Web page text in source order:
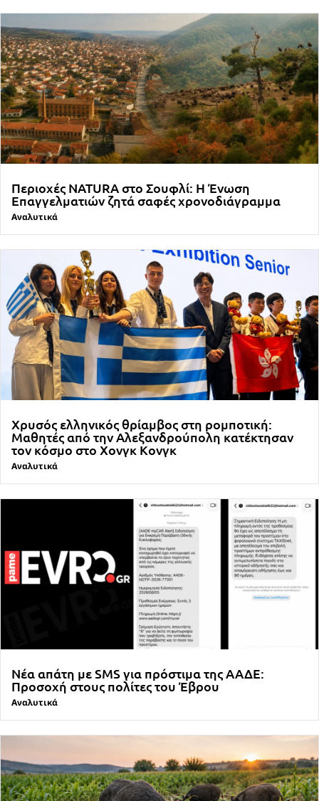
Περιοχές NATURA στο Σουφλί: Η Ένωση
Επαγγελματιών ζητά σαφές χρονοδιάγραμμα
Αναλυτικά
Χρυσός ελληνικός θρίαμβος στη ρομποτική:
Μαθητές από την Αλεξανδρούπολη κατέκτησαν
τον κόσμο στο Χονγκ Κονγκ
Αναλυτικά
Νέα απάτη με SMS για πρόστιμα της ΑΑΔΕ:
Προσοχή στους πολίτες του Έβρου
Αναλυτικά